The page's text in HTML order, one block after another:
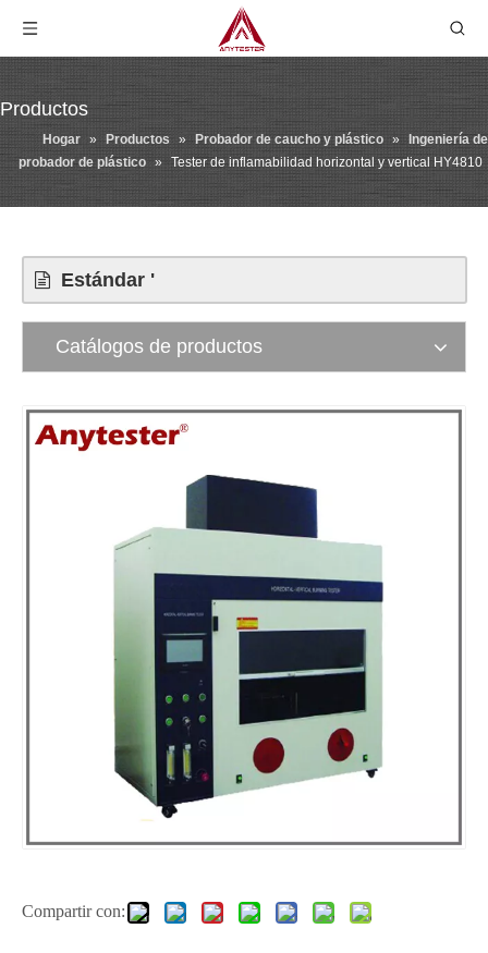
Productos
Hogar » Productos » Probador de caucho y plástico »
Ingeniería de
probador de plástico » Tester de inflamabilidad horizontal y vertical HY4810
Estándar '
Catálogos de productos
Compartir con: